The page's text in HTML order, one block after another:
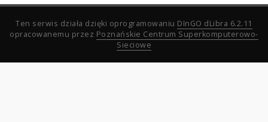
Ten serwis działa dzięki oprogramowaniu DInGO dLibra 6.2.11
opracowanemu przez Poznańskie Centrum Superkomputerowo-
Sieciowe